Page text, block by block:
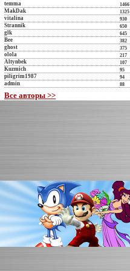
temma 1466
MakDak 1325
vitalina 930
Strannik 650
glk 645
Bee 382
ghost 375
olola 217
Altynbek 107
Kuzmich 95
piligrim1987 94
admin 88
Все авторы >>